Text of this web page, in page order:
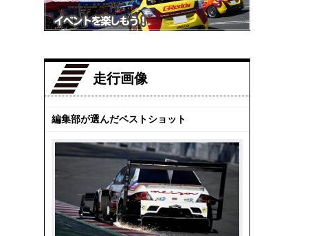
走行画像
編集部が選んだベストショット